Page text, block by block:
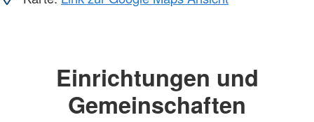
Einrichtungen und
Gemeinschaften